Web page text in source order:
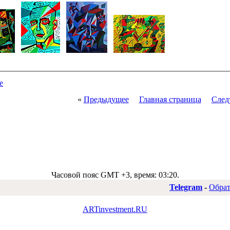
« Предыдущее Главная страница
Часовой пояс GMT +3, время: 03:20.
Telegram -
ARTinvestment.RU